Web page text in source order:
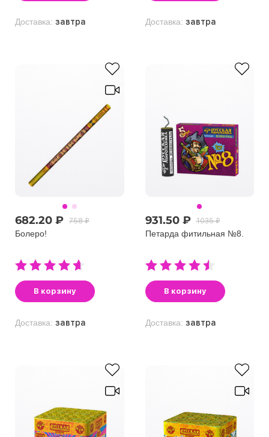
Доставка: завтра Доставка: завтра
682.20 ₽ 758 ₽
Болеро!
В корзину
Доставка: завтра
931.50 ₽ 1035 ₽
Петарда фитильная №8.
В корзину
Доставка: завтра